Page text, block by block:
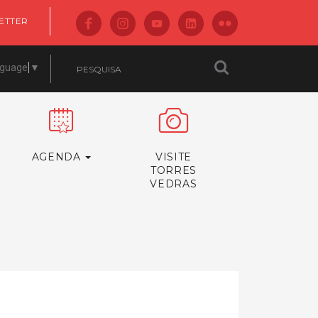
▼
AGENDA
VISITE
TORRES
VEDRAS